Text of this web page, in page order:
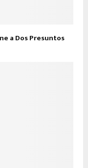
a Dos Presuntos